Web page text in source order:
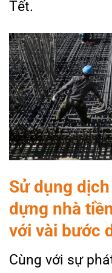
Tết.
Sử dụng
dựng nhà
với vài bước
Cùng với sự